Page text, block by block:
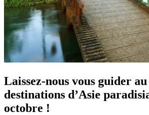
Laissez-nous vous guider
destinations d’Asie
octobre !